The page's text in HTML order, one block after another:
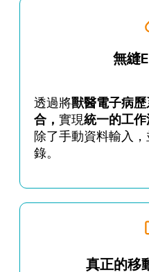
無縫
透過將獸醫電子病
合， 實現統一的工
除了手動資料輸入
錄。
真正的移